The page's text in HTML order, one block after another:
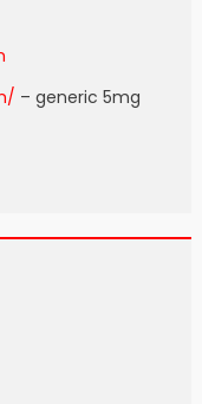
– generic 5mg